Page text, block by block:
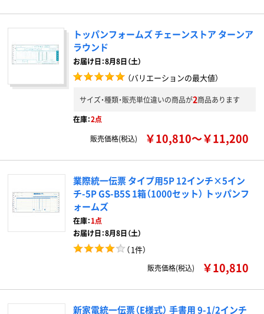
トッパンフォームズ チェーンストア ターンア
ラウンド
お届け日：8月8日（土）
（バリエーションの最大値）
サイズ・種類・販売単位違いの商品が2商品あります
在庫：2点
販売価格(税込)
￥10,810～￥11,200
業際統一伝票 タイプ用5P 12インチ×5イン
チ-5P GS-B5S 1箱（1000セット） トッパンフ
ォームズ
在庫：1点
お届け日：8月8日（土）
（1件）
販売価格(税込) ￥10,810
新家電統一伝票（E様式） 手書用 9-1/2インチ